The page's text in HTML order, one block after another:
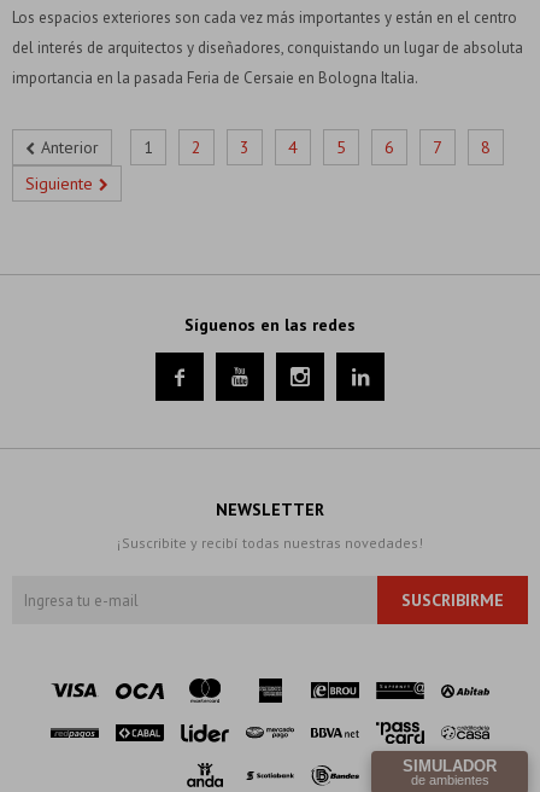
Los espacios exteriores son cada vez más importantes y están en el centro
del interés de arquitectos y diseñadores, conquistando un lugar de absoluta
importancia en la pasada Feria de Cersaie en Bologna Italia.
Anterior 1 2 3 4 5 6 7
8
Siguiente
Síguenos en las redes
   
NEWSLETTER
¡Suscribite y recibí todas nuestras novedades!
SUSCRIBIRME
SIMULADOR
de ambientes